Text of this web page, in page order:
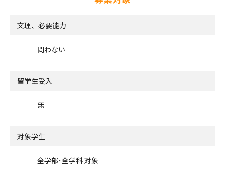
文理、必要能力
問わない
留学生受入
無
対象学生
全学部･全学科 対象